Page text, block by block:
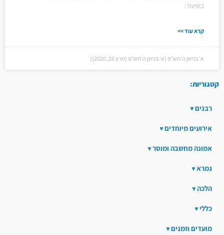
בשיעור:
קרא עוד >>
א׳ בניסן ה׳תש״פ (א׳ בניסן ה׳תש״פ (מרץ 26, 2020))
קטגוריות:
רבנים
אירועים מיוחדים
אמונה מחשבה ומוסר
גמרא
הלכה
כללי
מועדים וזמנים